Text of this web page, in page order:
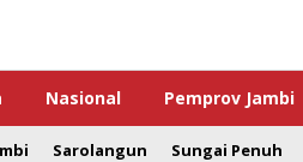
Nasional Pemprov Jambi
Sarolangun Sungai Penuh